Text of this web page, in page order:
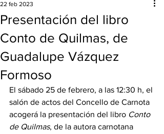
Presentación del libro
Conto de Quilmas, de
Guadalupe Vázquez
Formoso
22 feb 2023
El sábado 25 de febrero, a las 12:30 h, el
salón de actos del Concello de Carnota
acogerá la presentación del libro Conto
de Quilmas, de la autora carnotana